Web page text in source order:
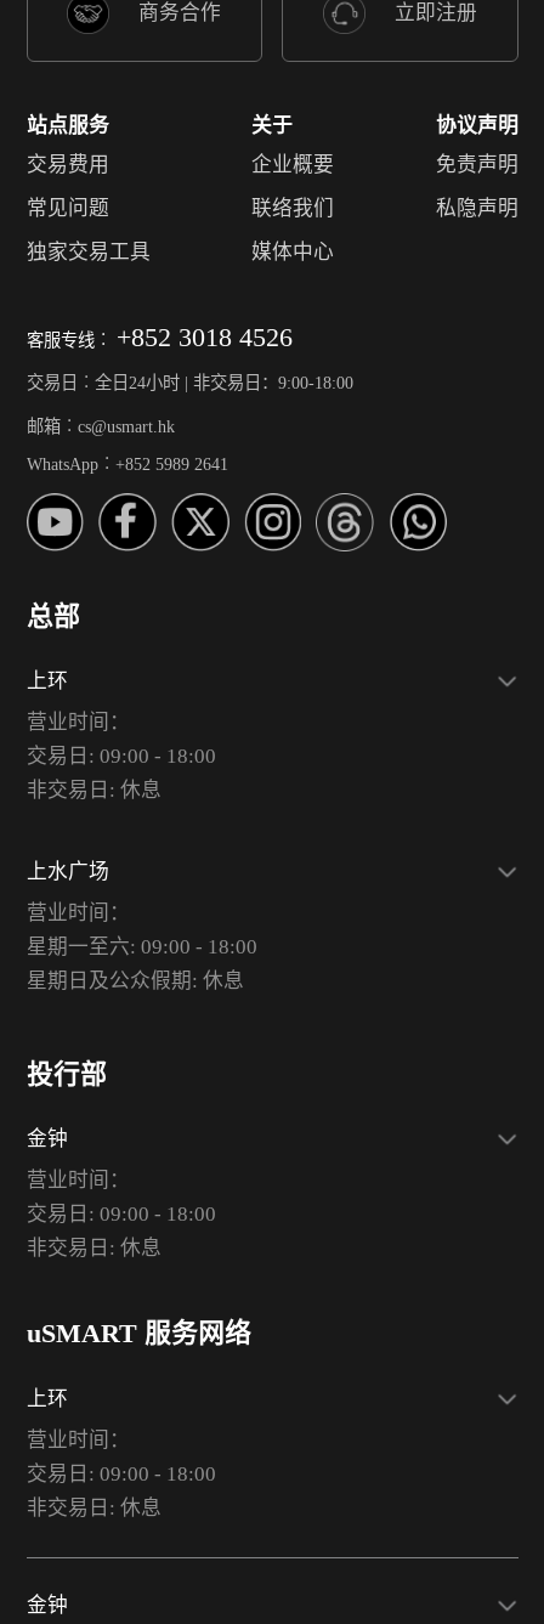
商务合作 立即注册
站点服务
交易费用
常见问题
独家交易工具
关于
企业概要
联络我们
媒体中心
协议声明
免责声明
私隐声明
客服专线︰ +852 3018 4526
交易日︰全日24小时 | 非交易日：9:00-18:00
邮箱︰cs@usmart.hk
WhatsApp︰+852 5989 2641
总部
上环
营业时间：
交易日: 09:00 - 18:00
非交易日: 休息
上水广场
营业时间：
星期一至六: 09:00 - 18:00
星期日及公众假期: 休息
投行部
金钟
营业时间：
交易日: 09:00 - 18:00
非交易日: 休息
uSMART 服务网络
上环
营业时间：
交易日: 09:00 - 18:00
非交易日: 休息
金钟